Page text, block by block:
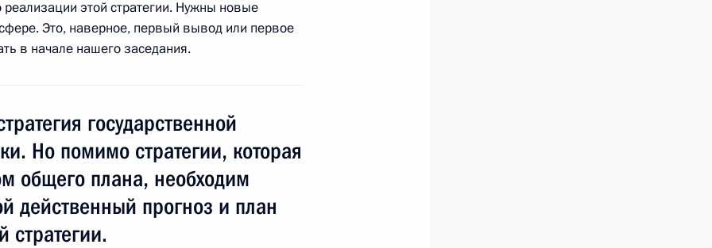
дел Рашидом
1
этой стратегии. Нужны новые
Это, наверное, первый вывод или первое
в начале нашего заседания.
государственной
Но помимо стратегии, которая
общего плана, необходим
действенный прогноз и план
стратегии.